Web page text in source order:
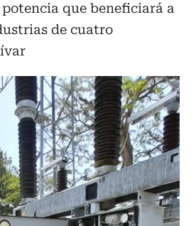
que beneficiará a
de cuatro